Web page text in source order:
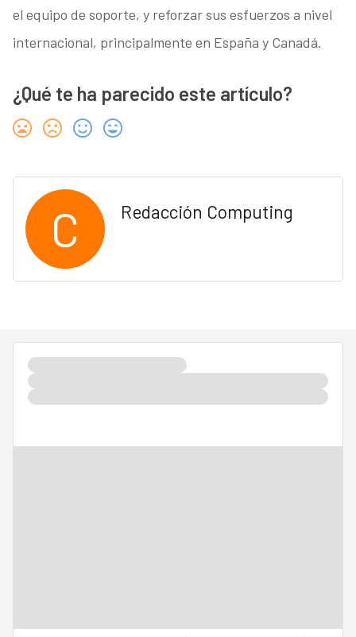
el equipo de soporte, y reforzar sus esfuerzos a nivel
internacional, principalmente en España y Canadá.
¿Qué te ha parecido este artículo?
C Redacción Computing